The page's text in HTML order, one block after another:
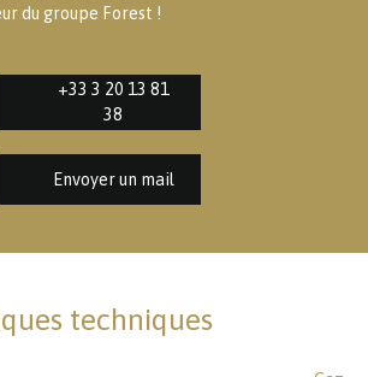
du groupe Forest !
+33 3 20 13 81
38
Envoyer un mail
techniques